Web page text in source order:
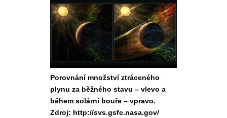
Porovnání množství ztráceného
plynu za běžného stavu – vlevo a
během solární bouře – vpravo.
Zdroj: http://svs.gsfc.nasa.gov/